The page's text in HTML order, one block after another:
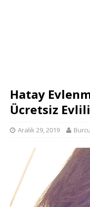
Hatay
Ücretsiz
Aralık 29, 2019